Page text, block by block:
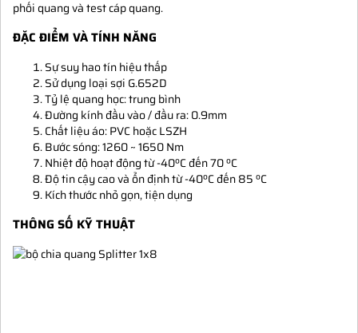
phối quang và test cáp quang.
ĐẶC ĐIỂM VÀ TÍNH NĂNG
Sự suy hao tín hiệu thấp
Sử dụng loại sợi G.652D
Tỷ lệ quang học: trung bình
Đường kính đầu vào / đầu ra: 0.9mm
Chất liệu áo: PVC hoặc LSZH
Bước sóng: 1260 ~ 1650 Nm
Nhiệt độ hoạt động từ -40ºC đến 70 ºC
Độ tin cậy cao và ổn định từ -40ºC đến 85 ºC
Kích thước nhỏ gọn, tiện dụng
THÔNG SỐ KỸ THUẬT